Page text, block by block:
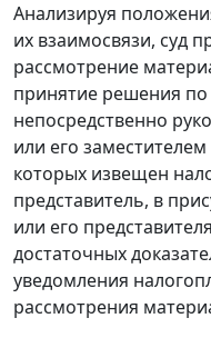
Анализируя
их взаимосвязи, суд
рассмотрение
принятие решения
непосредственно
или его
которых извещен
представитель, в
или его
достаточных
уведомления
рассмотрения